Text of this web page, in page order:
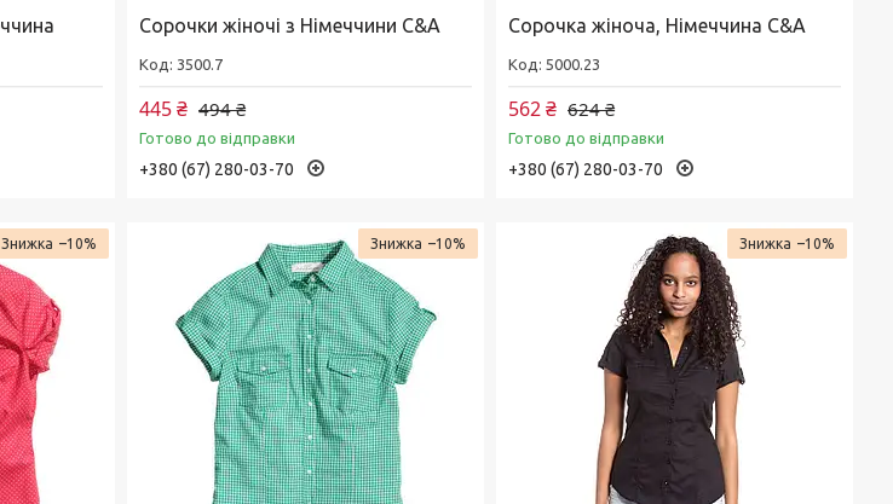
Сорочки жіночі з Німеччини C&A
3500.7
494 ₴
445 ₴
Готово до відправки
+380 (67) 280-03-70
Сорочка жіноча, Німеччина C&A
5000.23
624 ₴
562 ₴
Готово до відправки
+380 (67) 280-03-70
–10% –10% –10%